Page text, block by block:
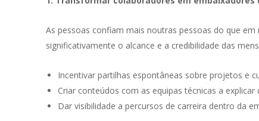
As pessoas confiam mais noutras pessoas do que
significativamente o alcance e a credibilidade das
Incentivar partilhas espontâneas sobre projetos e
Criar conteúdos com as equipas técnicas a explicar
Dar visibilidade a percursos de carreira dentro da